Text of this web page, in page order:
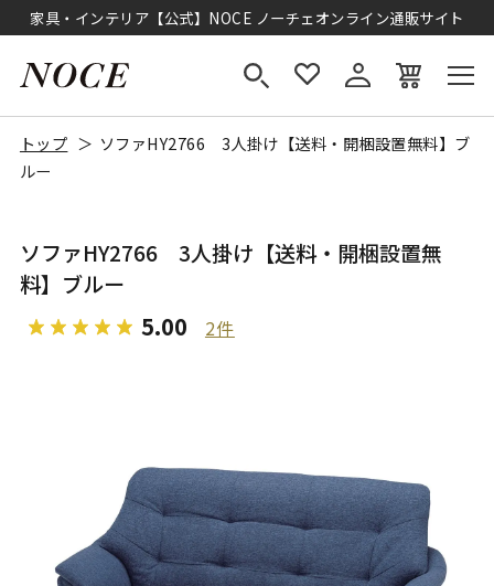
家具・インテリア【公式】NOCE ノーチェオンライン通販サイト
トップ
ソファHY2766 3人掛け【送料・開梱設置無料】ブ
ルー
ソファHY2766 3人掛け【送料・開梱設置無
料】ブルー
5.00 2件